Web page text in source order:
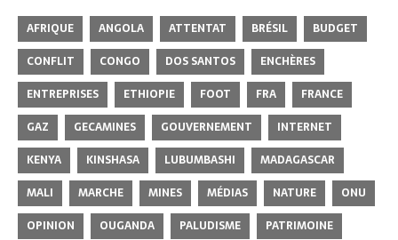
AFRIQUE ANGOLA ATTENTAT BRÉSIL
BUDGET
CONFLIT
CONGO DOS SANTOS
ENCHÈRES
ENTREPRISES
ETHIOPIE FOOT FRA
FRANCE
GAZ
GECAMINES GOUVERNEMENT
INTERNET
KENYA
KINSHASA LUBUMBASHI
MADAGASCAR
MALI
MARCHE MINES MÉDIAS NATURE
ONU
OPINION
OUGANDA PALUDISME PATRIMOINE